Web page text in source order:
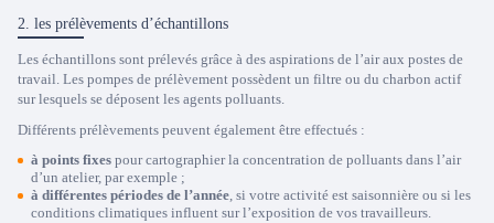
2. les prélèvements d’échantillons
Les échantillons sont prélevés grâce à des aspirations de l’air aux postes de
travail. Les pompes de prélèvement possèdent un filtre ou du charbon actif
sur lesquels se déposent les agents polluants.
Différents prélèvements peuvent également être effectués :
à points fixes pour cartographier la concentration de polluants dans l’air
d’un atelier, par exemple ;
à différentes périodes de l’année, si votre activité est saisonnière ou si les
conditions climatiques influent sur l’exposition de vos travailleurs.